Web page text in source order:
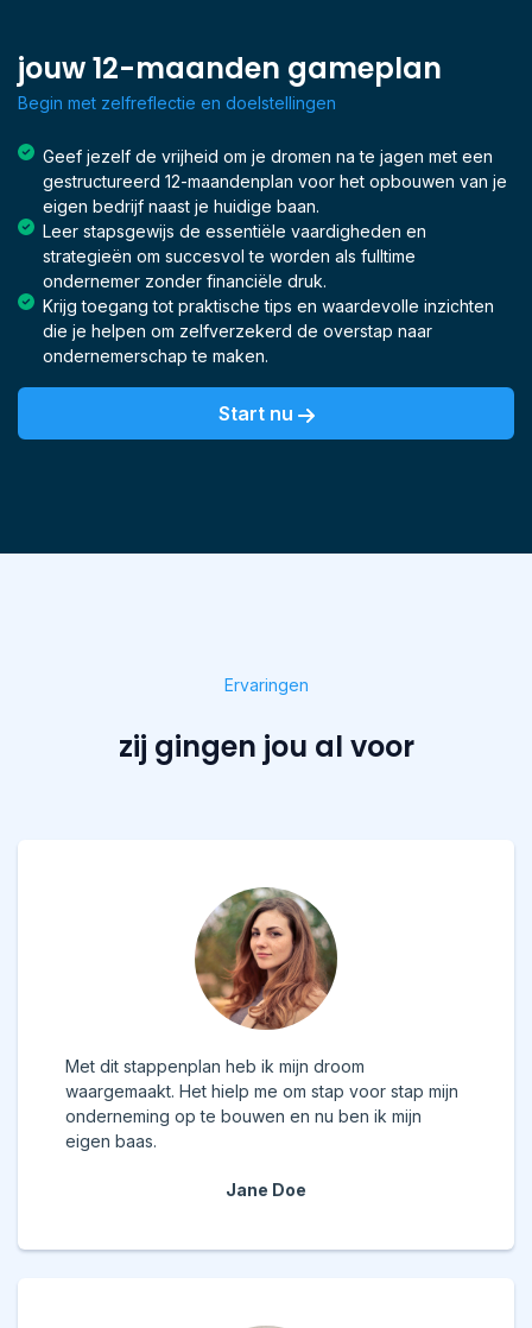
jouw 12-maanden gameplan
Begin met zelfreflectie en doelstellingen
Geef jezelf de vrijheid om je dromen na te jagen met een
gestructureerd 12-maandenplan voor het opbouwen van je
eigen bedrijf naast je huidige baan.
Leer stapsgewijs de essentiële vaardigheden en
strategieën om succesvol te worden als fulltime
ondernemer zonder financiële druk.
Krijg toegang tot praktische tips en waardevolle inzichten
die je helpen om zelfverzekerd de overstap naar
ondernemerschap te maken.
Start nu
Ervaringen
zij gingen jou al voor
Met dit stappenplan heb ik mijn droom
waargemaakt. Het hielp me om stap voor stap mijn
onderneming op te bouwen en nu ben ik mijn
eigen baas.
Jane Doe